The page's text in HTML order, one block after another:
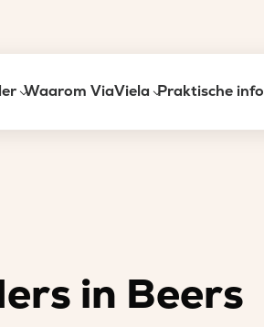
Waarom ViaViela Praktische info
in Beers